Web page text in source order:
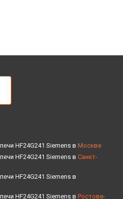
HF24G241 Siemens в Москве
HF24G241 Siemens в Санкт-
HF24G241 Siemens в
HF24G241 Siemens в Ростове-